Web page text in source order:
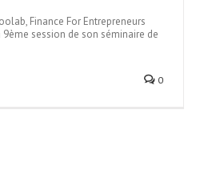
Finance For Entrepreneurs
9ème session de son séminaire de
0